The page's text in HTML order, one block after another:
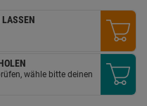
wähle bitte deinen